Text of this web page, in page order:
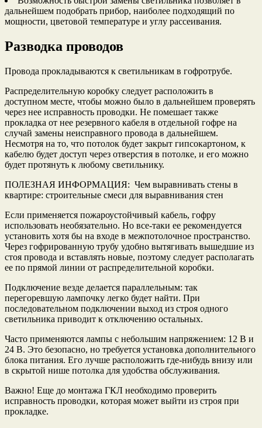
дальнейшем подобрать прибор, наиболее подходящий по
мощности, цветовой температуре и углу рассеивания.
Разводка проводов
Провода прокладываются к светильникам в гофротрубе.
Распределительную коробку следует расположить в
доступном месте, чтобы можно было в дальнейшем проверять
через нее исправность проводки. Не помешает также
прокладка от нее резервного кабеля в отдельной гофре на
случай замены неисправного провода в дальнейшем.
Несмотря на то, что потолок будет закрыт гипсокартоном, к
кабелю будет доступ через отверстия в потолке, и его можно
будет протянуть к любому светильнику.
ПОЛЕЗНАЯ ИНФОРМАЦИЯ: Чем выравнивать стены в
квартире: строительные смеси для выравнивания стен
Если применяется пожароустойчивый кабель, гофру
использовать необязательно. Но все-таки ее рекомендуется
установить хотя бы на входе в межпотолочное пространство.
Через гофрированную трубу удобно вытягивать вышедшие из
стоя провода и вставлять новые, поэтому следует располагать
ее по прямой линии от распределительной коробки.
Подключение везде делается параллельным: так
перегоревшую лампочку легко будет найти. При
последовательном подключении выход из строя одного
светильника приводит к отключению остальных.
Часто применяются лампы с небольшим напряжением: 12 В и
24 В. Это безопасно, но требуется установка дополнительного
блока питания. Его лучше расположить где-нибудь внизу или
в скрытой нише потолка для удобства обслуживания.
Важно! Еще до монтажа ГКЛ необходимо проверить
исправность проводки, которая может выйти из строя при
прокладке.